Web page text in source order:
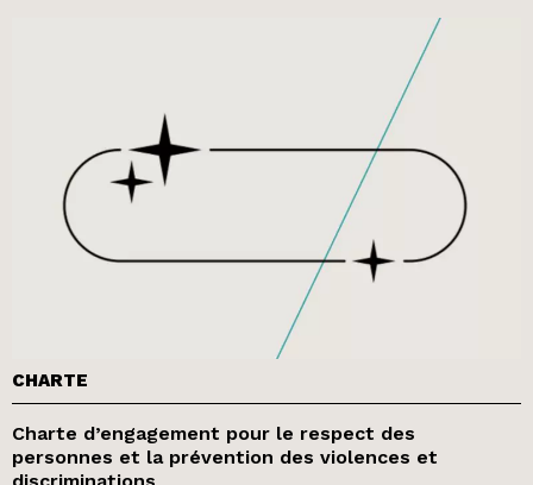
CHARTE
Charte d’engagement pour le respect des
personnes et la prévention des violences et